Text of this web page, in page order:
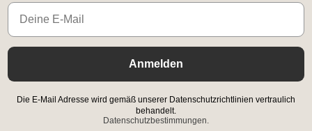
Email
Anmelden
Die E-Mail Adresse wird gemäß unserer Datenschutzrichtlinien vertraulich
behandelt.
Datenschutzbestimmungen.